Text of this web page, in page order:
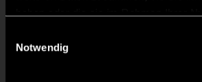
Notwendig
Moritz NEUMAHR